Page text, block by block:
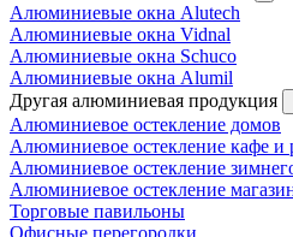
Алюминиевые окна Alutech
Алюминиевые окна Vidnal
Алюминиевые окна Schuco
Алюминиевые окна Alumil
Другая алюминиевая продукция
Алюминиевое остекление домов
Алюминиевое остекление кафе и
Алюминиевое остекление
Алюминиевое остекление
Торговые павильоны
Офисные перегородки